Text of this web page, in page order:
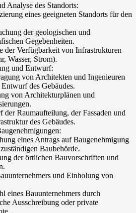
Analyse des Standorts:
eines geeigneten Standorts für den
der geologischen und
Gegebenheiten.
der Verfügbarkeit von Infrastrukturen
Wasser, Strom).
und Entwurf:
von Architekten und Ingenieuren
des Gebäudes.
von Architekturplänen und
der Raumaufteilung, der Fassaden und
des Gebäudes.
eines Antrags auf Baugenehmigung
Baubehörde.
der örtlichen Bauvorschriften und
und Einholung von
eines Bauunternehmers durch
Ausschreibung oder private